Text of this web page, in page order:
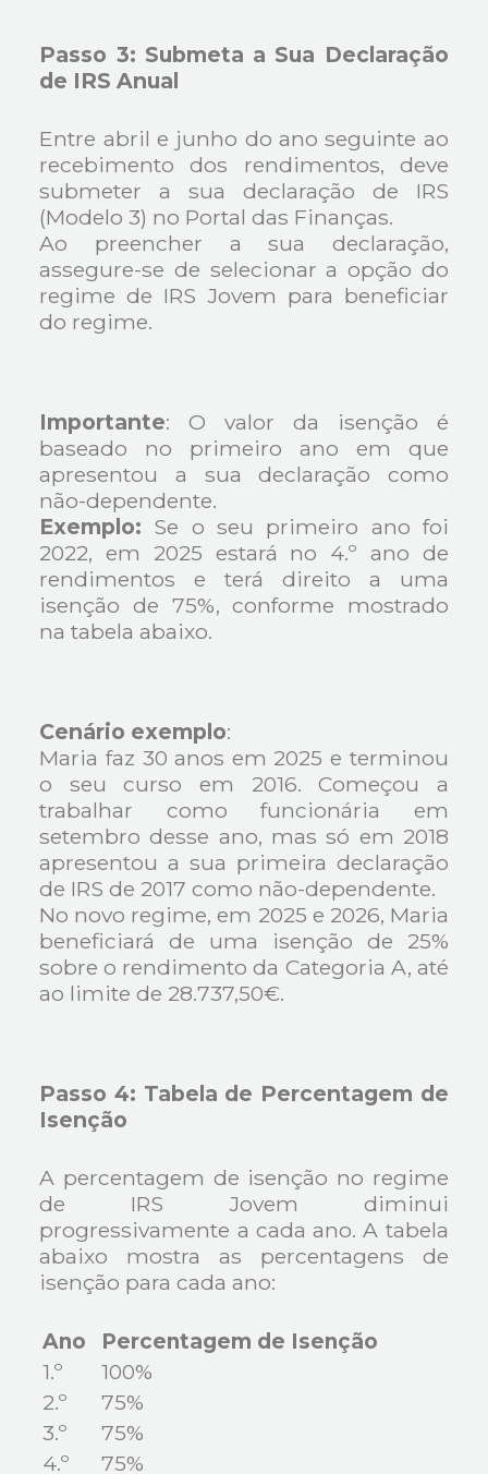
Passo 3: Submeta a Sua Declaração
de IRS Anual
Entre abril e junho do ano seguinte ao
recebimento dos rendimentos, deve
submeter a sua declaração de IRS
(Modelo 3) no Portal das Finanças.
Ao preencher a sua declaração,
assegure-se de selecionar a opção do
regime de IRS Jovem para beneficiar
do regime.
Importante: O valor da isenção é
baseado no primeiro ano em que
apresentou a sua declaração como
não-dependente.
Exemplo: Se o seu primeiro ano foi
2022, em 2025 estará no 4.º ano de
rendimentos e terá direito a uma
isenção de 75%, conforme mostrado
na tabela abaixo.
Cenário exemplo:
Maria faz 30 anos em 2025 e terminou
o seu curso em 2016. Começou a
trabalhar como funcionária em
setembro desse ano, mas só em 2018
apresentou a sua primeira declaração
de IRS de 2017 como não-dependente.
No novo regime, em 2025 e 2026, Maria
beneficiará de uma isenção de 25%
sobre o rendimento da Categoria A, até
ao limite de 28.737,50€.
Passo 4: Tabela de Percentagem de
Isenção
A percentagem de isenção no regime
de IRS Jovem diminui
progressivamente a cada ano. A tabela
abaixo mostra as percentagens de
isenção para cada ano:
Ano
Percentagem de Isenção
1.º
100%
2.º
75%
3.º
75%
4.º
75%